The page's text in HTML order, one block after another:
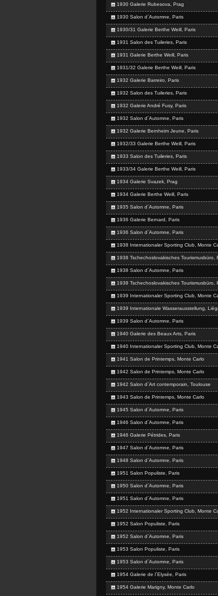
1930 Galerie Rubesova, Prag
1930 Salon d´Automne, Paris
1930/31 Galerie Berthe Weill, Paris
1931 Salon des Tuileries, Paris
1931 Galerie Berthe Weill, Paris
1931/32 Galerie Berthe Weill, Paris
1932 Galerie Barreiro, Paris
1932 Salon des Tuileries, Paris
1932 Galerie André Fusy, Paris
1932 Salon d´Automne, Paris
1932 Galerie Bernheim Jeune, Paris
1932/33 Galerie Berthe Weill, Paris
1933 Salon des Tuileries, Paris
1933/34 Galerie Berthe Weill, Paris
1934 Galerie Svazek, Prag
1934 Galerie Berthe Weill, Paris
1935 Salon d´Automne, Paris
1936 Galerie Bernard, Paris
1936 Salon d´Automne, Paris
1938 Internationaler Sporting Club, Monte
1938 Tschechoslovakisches Tourismusbüro,
1938 Salon d´Automne, Paris
1938 Tschechoslovakisches Tourismusbüro,
1939 Internationaler Sporting Club, Monte
1939 Internationale Wasserausstellung,
1939 Salon d´Automne, Paris
1940 Galerie des Beaux Arts, Paris
1940 Internationaler Sporting Club, Monte
1941 Salon de Printemps, Monte Carlo
1942 Salon de Printemps, Monte Carlo
1942 Salon d´Art contemporain, Toulouse
1943 Salon de Printemps, Monte Carlo
1945 Salon d´Automne, Paris
1946 Salon d´Automne, Paris
1946 Galerie Pétrides, Paris
1947 Salon d´Automne, Paris
1948 Salon d´Automne, Paris
1951 Salon Populiste, Paris
1950 Salon d´Automne, Paris
1951 Salon d´Automne, Paris
1952 Internationaler Sporting Club, Monte
1952 Salon Populiste, Paris
1952 Salon d´Automne, Paris
1953 Salon Populiste, Paris
1953 Salon d´Automne, Paris
1954 Galerie de l´Elysée, Paris
1954 Galerie Marigny, Monte Carlo